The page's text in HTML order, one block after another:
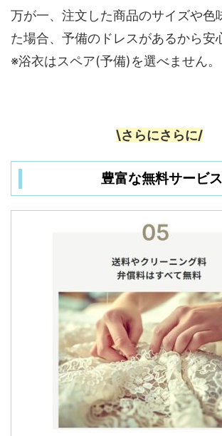
万が一、注文した商品のサイズや色
た場合、予備のドレスがあるから安
※浴衣はスペア(予備)を選べません。
\さらにさらに/
豊富な無料サービス